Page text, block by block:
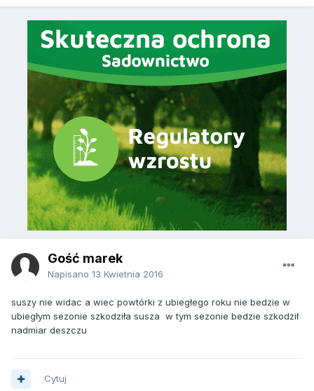
Gość marek
Napisano 13 Kwietnia 2016
suszy nie widac a wiec powtórki z ubiegłego roku nie bedzie w
ubiegłym sezonie szkodziła susza w tym sezonie bedzie szkodził
nadmiar deszczu
Cytuj